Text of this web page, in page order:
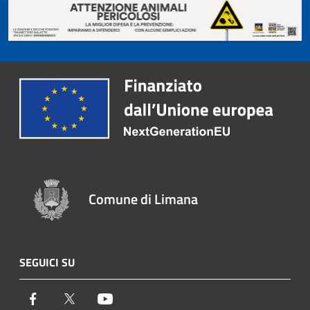
Comune di Limana
SEGUICI SU
Facebook Twitter